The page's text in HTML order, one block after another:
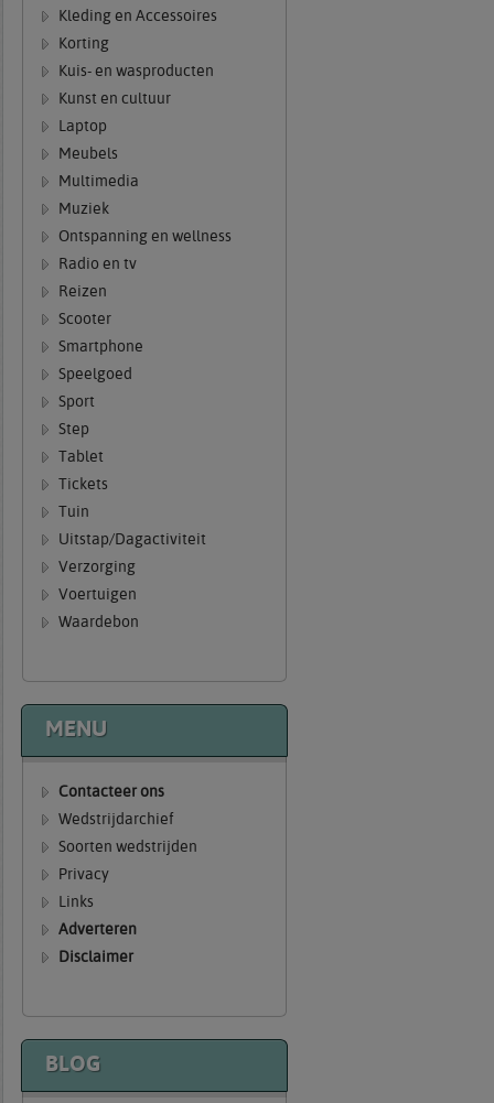
Kleding en Accessoires
Korting
Kuis- en wasproducten
Kunst en cultuur
Laptop
Meubels
Multimedia
Muziek
Ontspanning en wellness
Radio en tv
Reizen
Scooter
Smartphone
Speelgoed
Sport
Step
Tablet
Tickets
Tuin
Uitstap/Dagactiviteit
Verzorging
Voertuigen
Waardebon
MENU
Contacteer ons
Wedstrijdarchief
Soorten wedstrijden
Privacy
Links
Adverteren
Disclaimer
BLOG